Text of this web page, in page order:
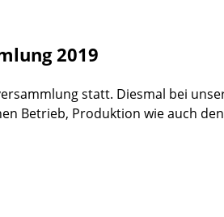
2019
statt. Diesmal bei
Betrieb, Produktion wie auch